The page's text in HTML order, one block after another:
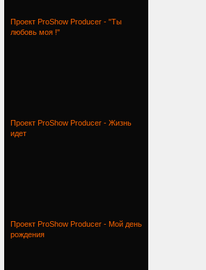
Проект ProShow Producer - "Ты
любовь моя !"
Проект ProShow Producer - Жизнь
идет
Проект ProShow Producer - Мой день
рождения